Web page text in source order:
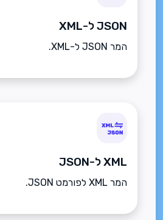
JSON ל-XML
המר JSON ל-XML.
XML ל-JSON
המר XML לפורמט JSON.